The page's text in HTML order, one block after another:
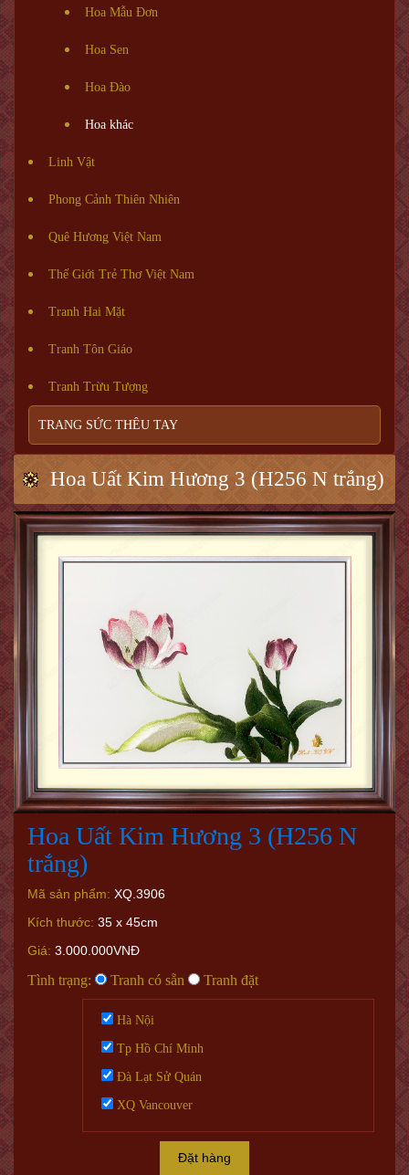
Hoa Mẫu Đơn
Hoa Sen
Hoa Đào
Hoa khác
Linh Vật
Phong Cảnh Thiên Nhiên
Quê Hương Việt Nam
Thế Giới Trẻ Thơ Việt Nam
Tranh Hai Mặt
Tranh Tôn Giáo
Tranh Trừu Tượng
TRANG SỨC THÊU TAY
Hoa Uất Kim Hương 3 (H256 N trắng)
Hoa Uất Kim Hương 3 (H256 N
trắng)
Mã sản phẩm: XQ.3906
Kích thước: 35 x 45cm
Giá: 3.000.000VNĐ
Tình trạng: Tranh có sẵn Tranh đặt
Hà Nội
Tp Hồ Chí Minh
Đà Lạt Sử Quán
XQ Vancouver
Đặt hàng